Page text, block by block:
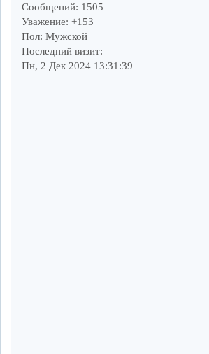
Сообщений: 1505
Уважение: +153
Пол: Мужской
Последний визит:
Пн, 2 Дек 2024 13:31:39